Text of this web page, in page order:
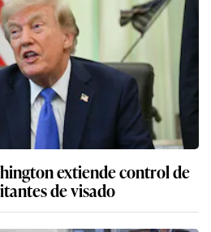
extiende control de
de visado